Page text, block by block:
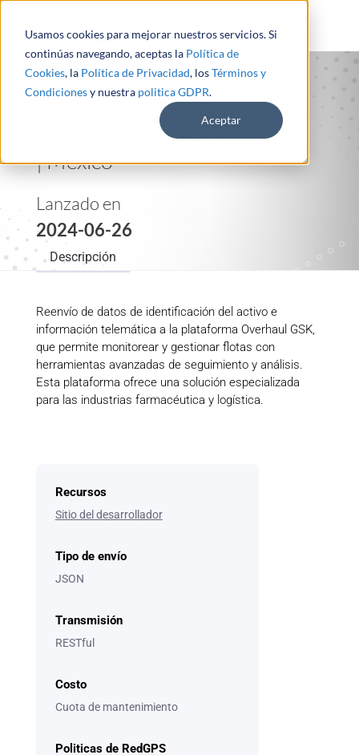
Usamos cookies para mejorar nuestros servicios. Si
continúas navegando, aceptas la Política de
Cookies, la Política de Privacidad, losTérminos y
Condicionesy nuestra politica GDPR.
Aceptar
Overhaul GSK
| México
Lanzado en
2024-06-26
Descripción
Reenvío de datos de identificación del activo e
información telemática a la plataforma Overhaul GSK,
que permite monitorear y gestionar flotas con
herramientas avanzadas de seguimiento y análisis.
Esta plataforma ofrece una solución especializada
para las industrias farmacéutica y logística.
Recursos
Sitio del desarrollador
Tipo de envío
JSON
Transmisión
RESTful
Costo
Cuota de mantenimiento
Politicas de RedGPS